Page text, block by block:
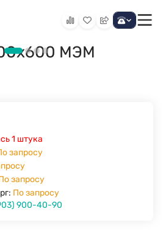
МЭМ
1 штука
запросу
запросу
По запросу
900-40-90